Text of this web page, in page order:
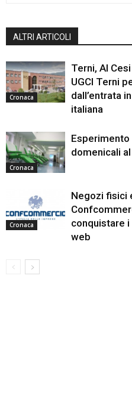
ALTRI ARTICOLI
Cronaca
Terni, Al
UGCI Terni
dall’entrata
italiana
Cronaca
domenicali
Cronaca
Negozi fisici
conquistare
web